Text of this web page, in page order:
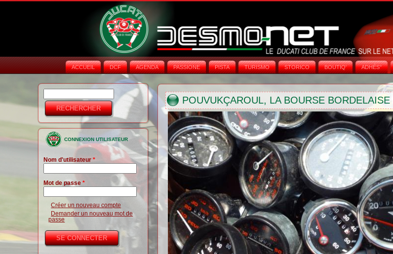
ACCUEIL DCF AGENDA PASSIONE PISTA TURISMO STORICO BOUTIQ' ADHÉS°
Formulaire de
recherche
CONNEXION UTILISATEUR
Nom d'utilisateur*
Mot de passe*
Créer un nouveau compte
Demander un nouveau mot de
passe
POUVUKÇAROUL, LA BOURSE